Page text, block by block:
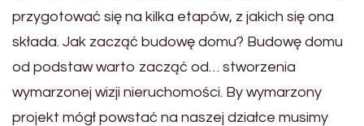
przygotować się na kilka etapów, z jakich się ona
składa. Jak zacząć budowę domu? Budowę domu
od podstaw warto zacząć od… stworzenia
wymarzonej wizji nieruchomości. By wymarzony
projekt mógł powstać na naszej działce musimy